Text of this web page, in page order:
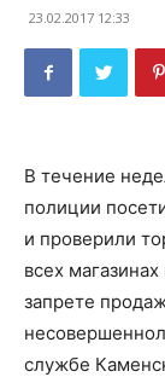
23.02.2017 12:33
В течение
полиции
и проверили
всех
запрете
службе